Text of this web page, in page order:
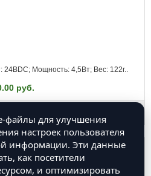
24ВDC; Мощность: 4,5Вт; Вес: 122г..
руб.
файлы для улучшения
настроек пользователя
информации. Эти данные
как посетители
и оптимизировать